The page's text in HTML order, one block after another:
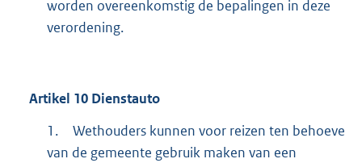
worden overeenkomstig de bepalingen in deze
verordening.
Artikel 10 Dienstauto
1.
Wethouders kunnen voor reizen ten behoeve
van de gemeente gebruik maken van een